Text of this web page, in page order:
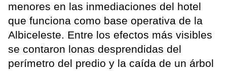
menores en las inmediaciones del hotel
que funciona como base operativa de la
Albiceleste. Entre los efectos más visibles
se contaron lonas desprendidas del
perímetro del predio y la caída de un árbol